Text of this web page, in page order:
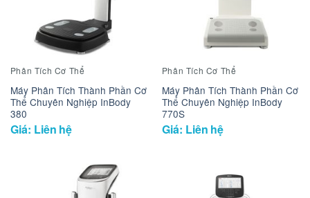
Phân Tích Cơ Thể
Máy Phân Tích Thành Phần Cơ
Thể Chuyên Nghiệp InBody
380
Giá: Liên hệ
Phân Tích Cơ Thể
Máy Phân Tích Thành Phần Cơ
Thể Chuyên Nghiệp InBody
770S
Giá: Liên hệ